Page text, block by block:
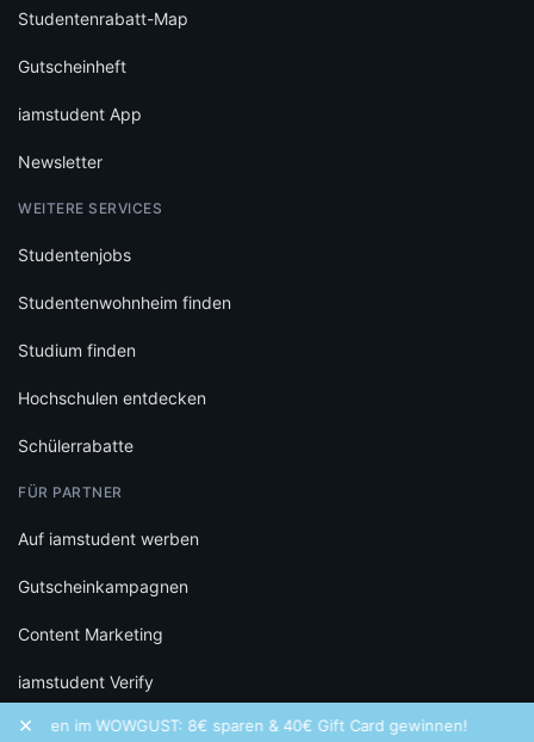
× im WOWGUST: 8€ sparen & 40€ Gift Card gewinnen!
Studentenrabatt-Map
Gutscheinheft
iamstudent App
Newsletter
WEITERE SERVICES
Studentenjobs
Studentenwohnheim finden
Studium finden
Hochschulen entdecken
Schülerrabatte
FÜR PARTNER
Auf iamstudent werben
Gutscheinkampagnen
Content Marketing
iamstudent Verify